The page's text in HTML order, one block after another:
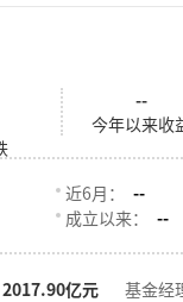
--
今年以来收
近6月：
--
成立以来：
--
2017.90亿元
基金经